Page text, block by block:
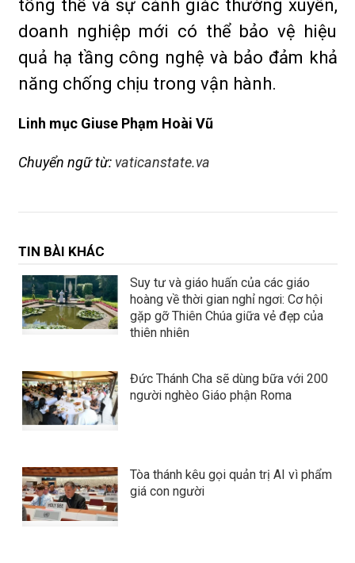
tổng thể và sự cảnh giác thường xuyên,
doanh nghiệp mới có thể bảo vệ hiệu
quả hạ tầng công nghệ và bảo đảm khả
năng chống chịu trong vận hành.
Linh mục Giuse Phạm Hoài Vũ
Chuyển ngữ từ: vaticanstate.va
TIN BÀI KHÁC
Suy tư và giáo huấn của các giáo
hoàng về thời gian nghỉ ngơi: Cơ hội
gặp gỡ Thiên Chúa giữa vẻ đẹp của
thiên nhiên
Đức Thánh Cha sẽ dùng bữa với 200
người nghèo Giáo phận Roma
Tòa thánh kêu gọi quản trị AI vì phẩm
giá con người